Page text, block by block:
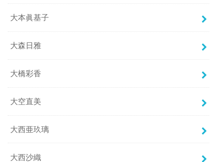
大本眞基子
大森日雅
大橋彩香
大空直美
大西亜玖璃
大西沙織